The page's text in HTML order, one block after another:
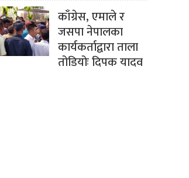
काँग्रेस, एमाले र
जसपा नेपालका
कार्यकर्ताद्वारा ताला
तोडियोः दिपक यादव